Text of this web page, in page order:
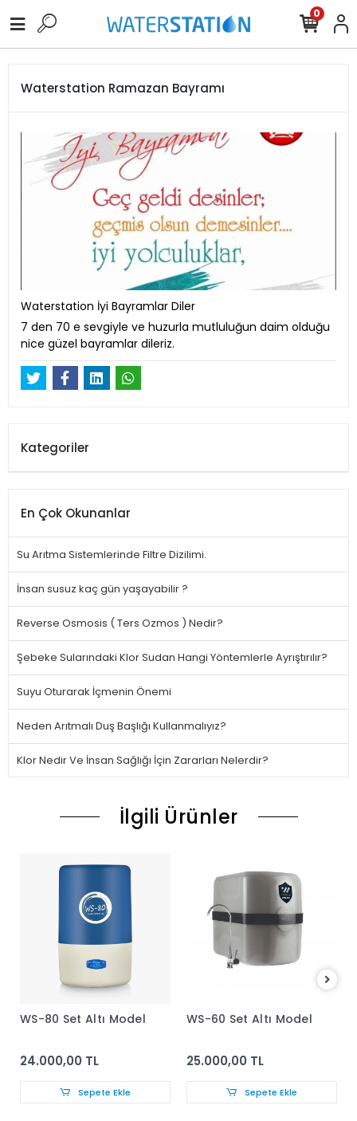
0
Waterstation Ramazan Bayramı
Waterstation İyi Bayramlar Diler
7 den 70 e sevgiyle ve huzurla mutluluğun daim olduğu
nice güzel bayramlar dileriz.
Kategoriler
En Çok Okunanlar
Su Arıtma Sistemlerinde Filtre Dizilimi.
İnsan susuz kaç gün yaşayabilir ?
Reverse Osmosis ( Ters Ozmos ) Nedir?
Şebeke Sularındaki Klor Sudan Hangi Yöntemlerle Ayrıştırılır?
Suyu Oturarak İçmenin Önemi
Neden Arıtmalı Duş Başlığı Kullanmalıyız?
Klor Nedir Ve İnsan Sağlığı İçin Zararları Nelerdir?
İlgili Ürünler
WS-80 Set Altı Model
24.000,00 TL
Sepete Ekle
WS-60 Set Altı Model
25.000,00 TL
Sepete Ekle